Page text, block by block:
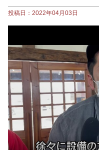
投稿日：2022年04月03日